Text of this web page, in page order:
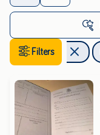
Filters
Boeken